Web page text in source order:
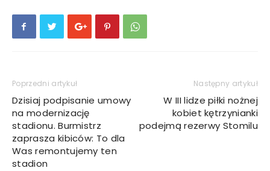
Poprzedni artykuł
Dzisiaj podpisanie umowy
na modernizację
stadionu. Burmistrz
zaprasza kibiców: To dla
Was remontujemy ten
stadion
Następny artykuł
W III lidze piłki nożnej
kobiet kętrzynianki
podejmą rezerwy Stomilu